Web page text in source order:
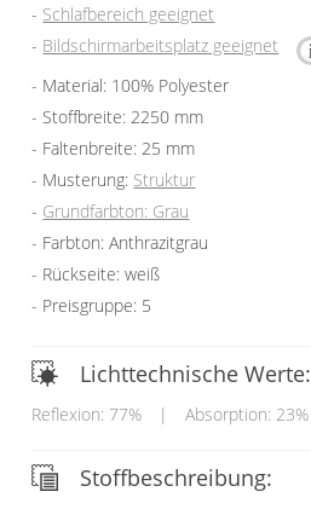
Schlafbereich geeignet
Bildschirmarbeitsplatz geeignet
Material: 100% Polyester
Stoffbreite: 2250 mm
Faltenbreite: 25 mm
Musterung: Struktur
Grundfarbton: Grau
Farbton: Anthrazitgrau
Rückseite: weiß
Preisgruppe: 5
Lichttechnische Werte:
Reflexion: 77% | Absorption: 23%
Stoffbeschreibung: